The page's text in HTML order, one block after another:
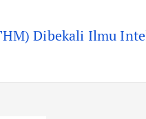
Dibekali Ilmu